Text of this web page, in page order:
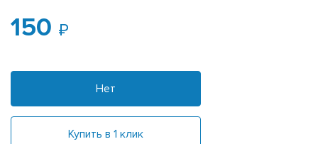
150
Нет
Купить в 1 клик